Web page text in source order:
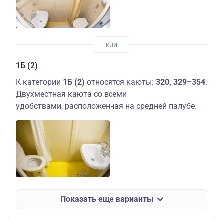
1Б (2)
К категории 1Б (2) относятся каюты: 320, 329–354.
Двухместная каюта со всеми
удобствами, расположенная на средней палубе.
Показать еще варианты